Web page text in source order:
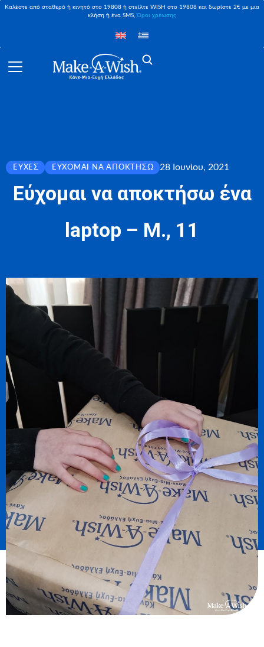
Καλέστε από σταθερό ή κινητό στο 19808 ή στείλτε WISH στο 19808 και δωρίστε 2€ με μια
κλήση ή ένα SMS,Όροι χρέωσης
ΕΥΧΈΣ ΕΎΧΟΜΑΙ ΝΑ ΑΠΟΚΤΉΣΩ 28 Ιουνίου, 2021
Εύχομαι να αποκτήσω ένα
laptop – Μ., 11